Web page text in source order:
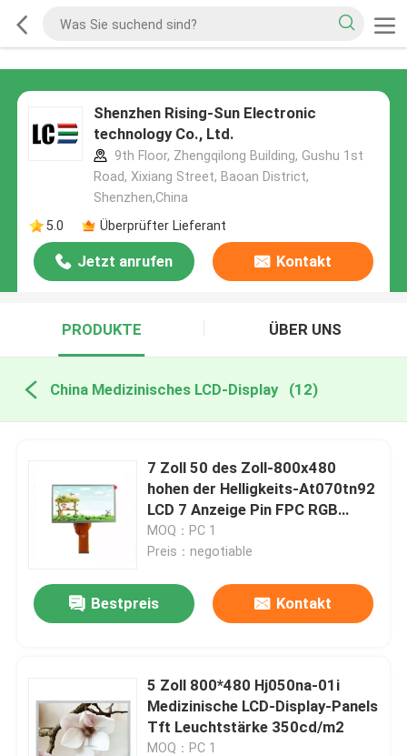
Shenzhen Rising-Sun Electronic
technology Co., Ltd.
9th Floor, Zhengqilong Building, Gushu 1st
Road, Xixiang Street, Baoan District,
Shenzhen,China
5.0
Überprüfter Lieferant
Jetzt anrufen Kontakt
PRODUKTE ÜBER UNS
China Medizinisches LCD-Display (12)
7 Zoll 50 des Zoll-800x480
hohen der Helligkeits-At070tn92
LCD 7 Anzeige Pin FPC RGB
24bit
MOQ：PC 1
Preis：negotiable
Bestpreis Kontakt
5 Zoll 800*480 Hj050na-01i
Medizinische LCD-Display-Panels
Tft Leuchtstärke 350cd/m2
MOQ：PC 1